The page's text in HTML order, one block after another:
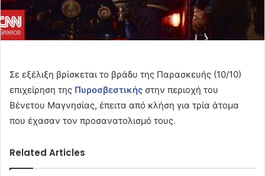
Σε εξέλιξη βρίσκεται το βράδυ της Παρασκευής (10/10)
επιχείρηση της Πυροσβεστικής στην περιοχή του
Βένετου Μαγνησίας, έπειτα από κλήση για τρία άτομα
που έχασαν τον προσανατολισμό τους.
Related Articles